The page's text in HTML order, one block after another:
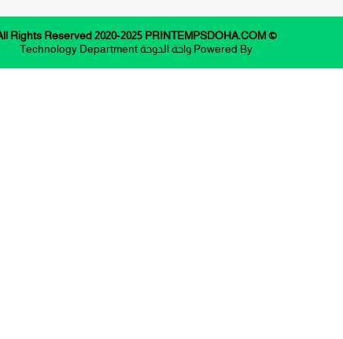
© All Rights Reserved 2020-2025 PRINTEMPSDOHA.COM
Powered By واحة الدوحة